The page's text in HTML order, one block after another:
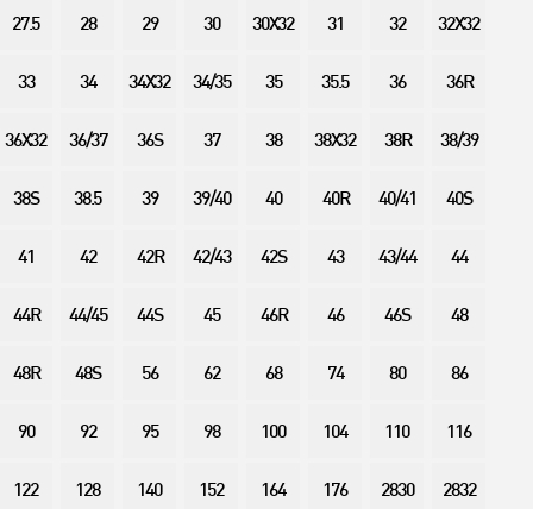
27.5 28 29 30 30X32 31 32 32X32
33 34 34X32 34/35 35 35.5 36 36R
36X32 36/37 36S 37 38 38X32 38R 38/39
38S 38.5 39 39/40 40 40R 40/41 40S
41 42 42R 42/43 42S 43 43/44 44
44R 44/45 44S 45 46R 46 46S 48
48R 48S 56 62 68 74 80 86
90 92 95 98 100 104 110 116
122 128 140 152 164 176 2830 2832